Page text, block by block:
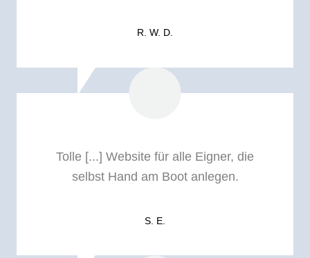
R. W. D.
Tolle [...] Website für alle Eigner, die
selbst Hand am Boot anlegen.
S. E.